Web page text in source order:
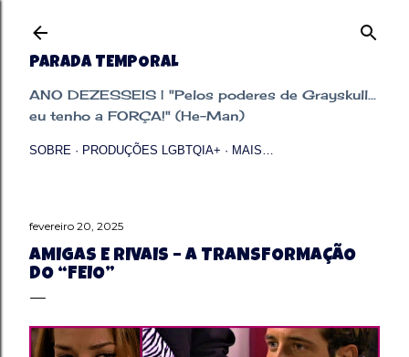
PARADA TEMPORAL
ANO DEZESSEIS | "Pelos poderes de Grayskull...
eu tenho a FORÇA!" (He-Man)
SOBRE PRODUÇÕES LGBTQIA+ MAIS…
fevereiro 20, 2025
AMIGAS E RIVAIS – A TRANSFORMAÇÃO
DO “FEIO”